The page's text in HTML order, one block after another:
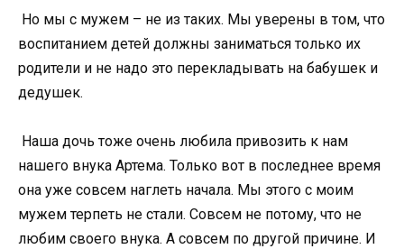
Но мы с мужем – не из таких. Мы уверены в том, что
воспитанием детей должны заниматься только их
родители и не надо это перекладывать на бабушек и
дедушек.
Наша дочь тоже очень любила привозить к нам
нашего внука Артема. Только вот в последнее время
она уже совсем наглеть начала. Мы этого с моим
мужем терпеть не стали. Совсем не потому, что не
любим своего внука. А совсем по другой причине. И